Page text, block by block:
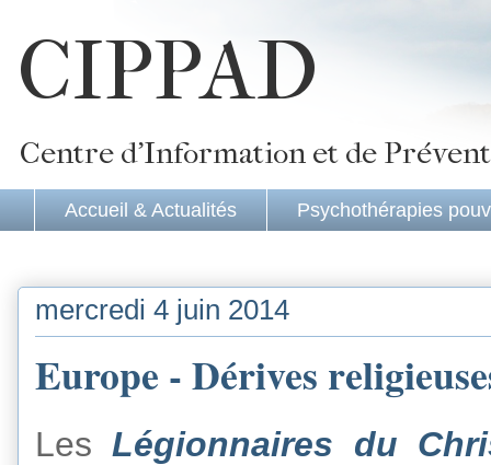
CIPPAD
Centre d'Information et de
Accueil & Actualités Psychothérapies
mercredi 4 juin 2014
Europe - Dérives
Les Légionnaires du